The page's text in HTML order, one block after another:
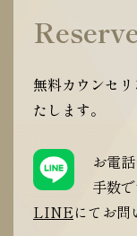
無料カウンセ
たします。
お電
手数で
LINEにてお問